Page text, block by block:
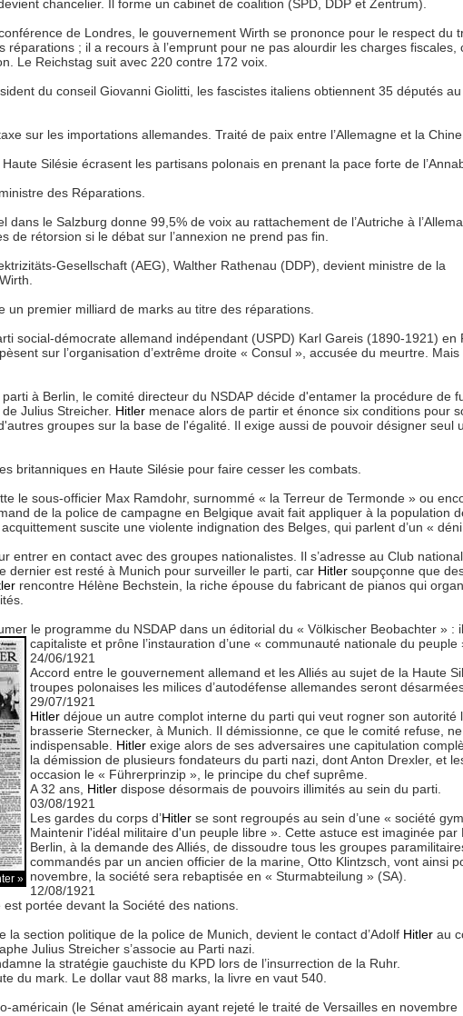
chancelier. Il forme un cabinet de coalition (SPD, DDP et Zentrum).
de Londres, le gouvernement Wirth se prononce pour le respect du
réparations ; il a recours à l’emprunt pour ne pas alourdir les charges fiscales,
Le Reichstag suit avec 220 contre 172 voix.
du conseil Giovanni Giolitti, les fascistes italiens obtiennent 35 députés au
sur les importations allemandes. Traité de paix entre l’Allemagne et la Chine.
Silésie écrasent les partisans polonais en prenant la pace forte de
des Réparations.
dans le Salzburg donne 99,5% de voix au rattachement de l’Autriche à
de rétorsion si le débat sur l’annexion ne prend pas fin.
Gesellschaft (AEG), Walther Rathenau (DDP), devient ministre de la
un premier milliard de marks au titre des réparations.
social-démocrate allemand indépendant (USPD) Karl Gareis (1890-1921) en
sur l’organisation d’extrême droite « Consul », accusée du meurtre. Mais
parti à Berlin, le comité directeur du NSDAP décide d'entamer la procédure de
Julius Streicher. Hitler menace alors de partir et énonce six conditions pour
groupes sur la base de l'égalité. Il exige aussi de pouvoir désigner seul
britanniques en Haute Silésie pour faire cesser les combats.
le sous-officier Max Ramdohr, surnommé « la Terreur de Termonde » ou
de la police de campagne en Belgique avait fait appliquer à la population
suscite une violente indignation des Belges, qui parlent d’un «
entrer en contact avec des groupes nationalistes. Il s’adresse au Club
dernier est resté à Munich pour surveiller le parti, car Hitler soupçonne que
rencontre Hélène Bechstein, la riche épouse du fabricant de pianos qui
le programme du NSDAP dans un éditorial du « Völkischer Beobachter » :
capitaliste et prône l’instauration d’une « communauté nationale du peuple
»
24/06/1921
Accord entre le gouvernement allemand et les Alliés au sujet de la Haute
troupes polonaises les milices d’autodéfense allemandes seront
29/07/1921
Hitler déjoue un autre complot interne du parti qui veut rogner son autorité
brasserie Sternecker, à Munich. Il démissionne, ce que le comité refuse,
indispensable. Hitler exige alors de ses adversaires une capitulation
la démission de plusieurs fondateurs du parti nazi, dont Anton Drexler, et
occasion le « Führerprinzip », le principe du chef suprême.
A 32 ans, Hitler dispose désormais de pouvoirs illimités au sein du parti.
03/08/1921
Les gardes du corps d’Hitler se sont regroupés au sein d’une « société
Maintenir l'idéal militaire d'un peuple libre ». Cette astuce est imaginée
Berlin, à la demande des Alliés, de dissoudre tous les groupes
commandés par un ancien officier de la marine, Otto Klintzsch, vont ainsi
novembre, la société sera rebaptisée en « Sturmabteilung » (SA).
12/08/1921
portée devant la Société des nations.
la section politique de la police de Munich, devient le contact d’Adolf Hitler au
Julius Streicher s’associe au Parti nazi.
la stratégie gauchiste du KPD lors de l’insurrection de la Ruhr.
du mark. Le dollar vaut 88 marks, la livre en vaut 540.
américain (le Sénat américain ayant rejeté le traité de Versailles en novembre